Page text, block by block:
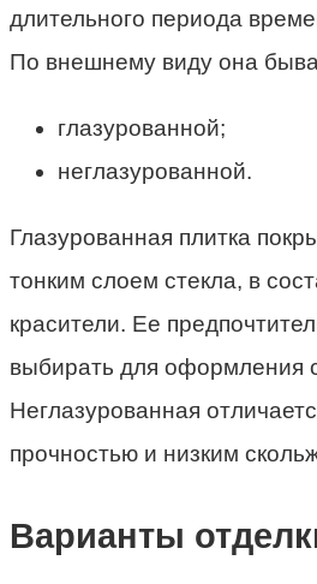
длительного периода
По внешнему виду она
глазурованной;
неглазурованной.
Глазурованная плитка
тонким слоем стекла, в
красители. Ее
выбирать для оформления
Неглазурованная
прочностью и низким
Варианты